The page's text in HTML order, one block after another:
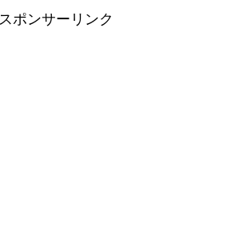
スポンサーリンク